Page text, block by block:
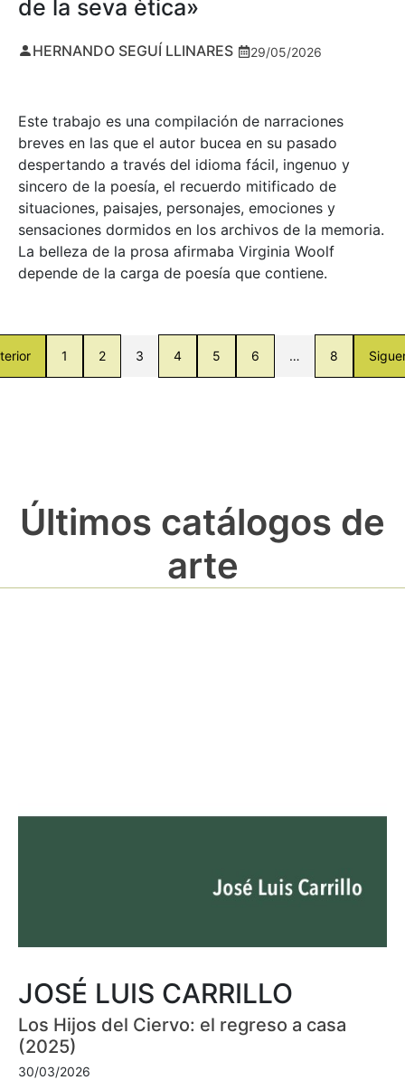
de la seva ètica»
HERNANDO SEGUÍ LLINARES 29/05/2026
Este trabajo es una compilación de narraciones
breves en las que el autor bucea en su pasado
despertando a través del idioma fácil, ingenuo y
sincero de la poesía, el recuerdo mitificado de
situaciones, paisajes, personajes, emociones y
sensaciones dormidos en los archivos de la memoria.
La belleza de la prosa afirmaba Virginia Woolf
depende de la carga de poesía que contiene.
1 2 3 4 5 6 … 8
Últimos catálogos de
arte
JOSÉ LUIS CARRILLO
Los Hijos del Ciervo: el regreso a casa
(2025)
30/03/2026